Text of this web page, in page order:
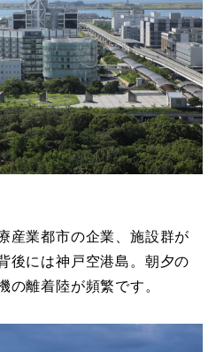
産業都市の企業、施設群が
後には神戸空港島。朝夕の
の離着陸が頻繁です。